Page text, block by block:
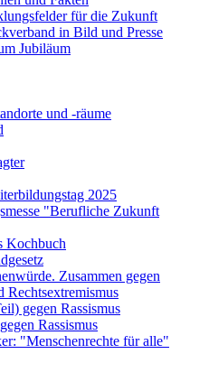
für die Zukunft
in Bild und Presse
Jubiläum
und -räume
2025
"Berufliche Zukunft
Kochbuch
Zusammen gegen
Rechtsextremismus
gegen Rassismus
Rassismus
"Menschenrechte für alle"